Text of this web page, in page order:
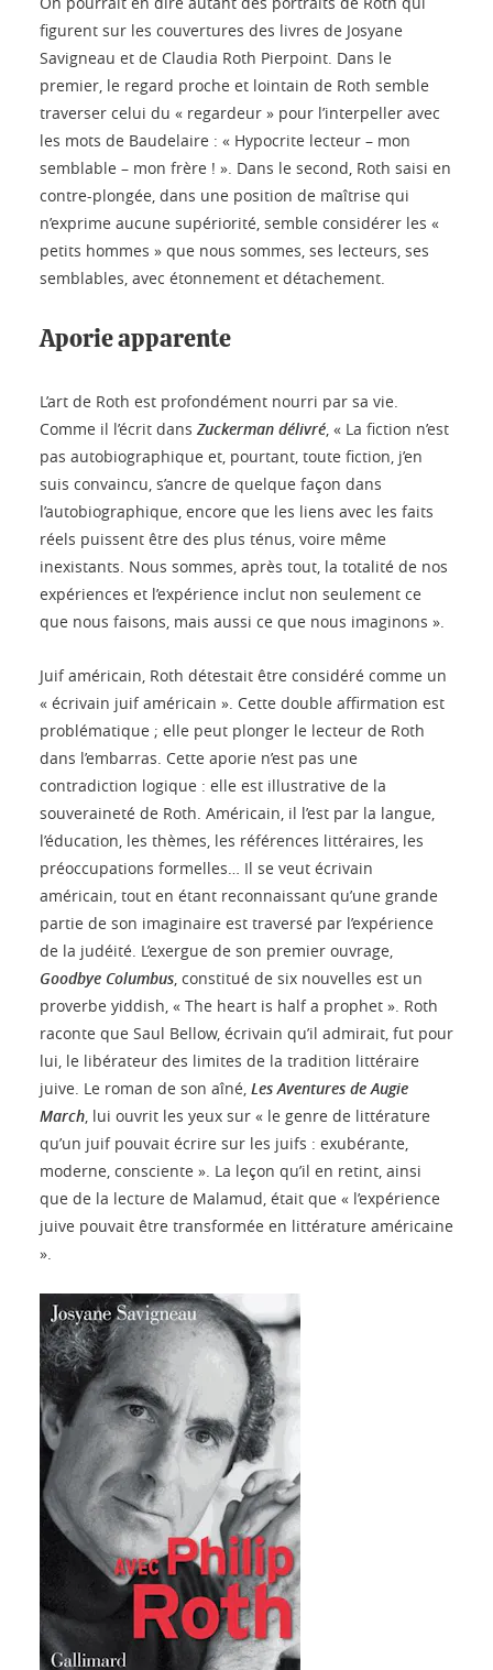
figurent sur les couvertures des livres de Josyane
Savigneau et de Claudia Roth Pierpoint. Dans le
premier, le regard proche et lointain de Roth semble
traverser celui du « regardeur » pour l’interpeller avec
les mots de Baudelaire : « Hypocrite lecteur – mon
semblable – mon frère ! ». Dans le second, Roth saisi en
contre-plongée, dans une position de maîtrise qui
n’exprime aucune supériorité, semble considérer les «
petits hommes » que nous sommes, ses lecteurs, ses
semblables, avec étonnement et détachement.
Aporie apparente
L’art de Roth est profondément nourri par sa vie.
Comme il l’écrit dans Zuckerman délivré , « La fiction n’est
pas autobiographique et, pourtant, toute fiction, j’en
suis convaincu, s’ancre de quelque façon dans
l’autobiographique, encore que les liens avec les faits
réels puissent être des plus ténus, voire même
inexistants. Nous sommes, après tout, la totalité de nos
expériences et l’expérience inclut non seulement ce
que nous faisons, mais aussi ce que nous imaginons ».
Juif américain, Roth détestait être considéré comme un
« écrivain juif américain ». Cette double affirmation est
problématique ; elle peut plonger le lecteur de Roth
dans l’embarras. Cette aporie n’est pas une
contradiction logique : elle est illustrative de la
souveraineté de Roth. Américain, il l’est par la langue,
l’éducation, les thèmes, les références littéraires, les
préoccupations formelles… Il se veut écrivain
américain, tout en étant reconnaissant qu’une grande
partie de son imaginaire est traversé par l’expérience
de la judéité. L’exergue de son premier ouvrage,
Goodbye Columbus , constitué de six nouvelles est un
proverbe yiddish, « The heart is half a prophet ». Roth
raconte que Saul Bellow, écrivain qu’il admirait, fut pour
lui, le libérateur des limites de la tradition littéraire
juive. Le roman de son aîné, Les Aventures de Augie
March , lui ouvrit les yeux sur « le genre de littérature
qu’un juif pouvait écrire sur les juifs : exubérante,
moderne, consciente ». La leçon qu’il en retint, ainsi
que de la lecture de Malamud, était que « l’expérience
juive pouvait être transformée en littérature américaine
».